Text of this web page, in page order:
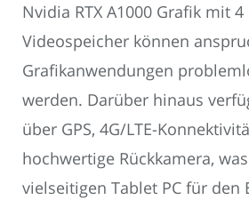
Nvidia RTX A1000 Grafik mit 4
Videospeicher können
Grafikanwendungen
werden. Darüber hinaus
über GPS, 4G/LTE-
hochwertige Rückkamera,
vielseitigen Tablet PC für den